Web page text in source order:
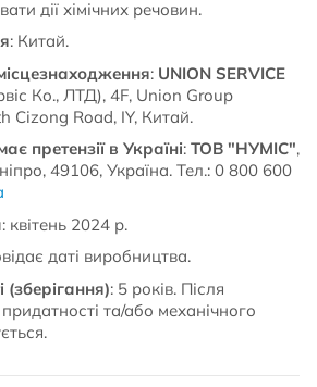
дії хімічних речовин.
: Китай.
: UNION SERVICE
Ко., ЛТД), 4F, Union Group
Road, IY, Китай.
претензії в Україні: ТОВ "НУМІС",
49106, Україна. Тел.: 0 800 600
: квітень 2024 р.
даті виробництва.
(зберігання): 5 років. Після
та/або механічного